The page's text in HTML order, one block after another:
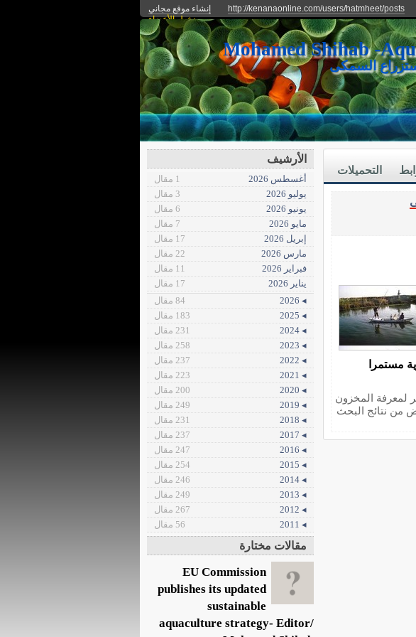
http://kenanaonline.com/users/hatmheet/posts
إنشاء موقع مجاني
دخول الأعضاء
السمكى
التحميلات
مستمرا
لمعرفة المخزون
من نتائج البحث
الأرشيف
أغسطس 2026
1 مقال
يوليو 2026
3 مقال
يونيو 2026
6 مقال
مايو 2026
7 مقال
إبريل 2026
17 مقال
مارس 2026
22 مقال
فبراير 2026
11 مقال
يناير 2026
17 مقال
◂ 2026
84 مقال
◂ 2025
183 مقال
◂ 2024
231 مقال
◂ 2023
258 مقال
◂ 2022
237 مقال
◂ 2021
223 مقال
◂ 2020
200 مقال
◂ 2019
249 مقال
◂ 2018
231 مقال
◂ 2017
237 مقال
◂ 2016
247 مقال
◂ 2015
254 مقال
◂ 2014
246 مقال
◂ 2013
249 مقال
◂ 2012
267 مقال
◂ 2011
56 مقال
مقالات مختارة
EU Commission
publishes its updated
sustainable
aquaculture strategy- Editor/